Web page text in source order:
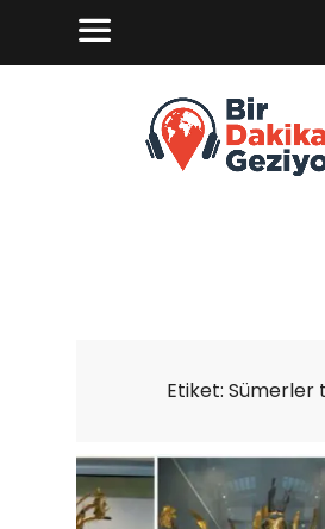
Etiket: Sümerler